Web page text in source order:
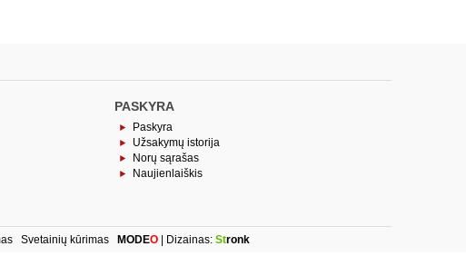
PASKYRA
Paskyra
Užsakymų istorija
Norų sąrašas
Naujienlaiškis
Svetainių kūrimas MODEO| Dizainas: Stronk